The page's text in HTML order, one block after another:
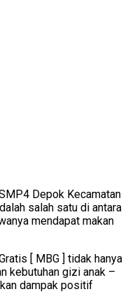
Depok Kecamatan
salah satu di antara
mendapat makan
[ MBG ] tidak hanya
kebutuhan gizi anak –
dampak positif